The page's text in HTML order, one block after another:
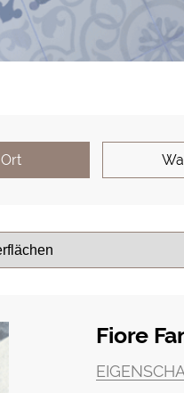
Ort
Fiore